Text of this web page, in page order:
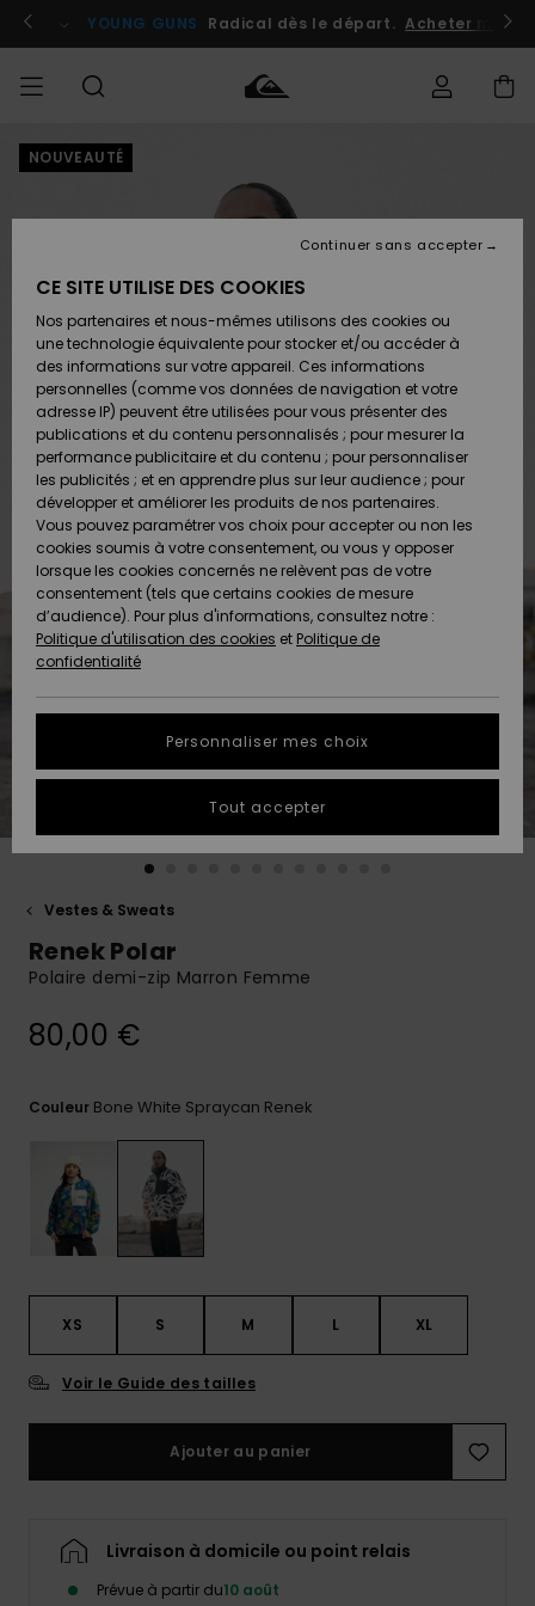
l'information
le
Se connecter / s'inscrire
YOUNG GUNS Radical dès le départ. Acheter
HOMME
Chaussures
& Tongs
Surf
Snow
Nouveautés
A
Découvrir
Chaussures
& Tongs
Surf
Snow
Nouveautés
A
Découvrir
FEMME
A
Découvrir
Snow
SURF
Homme
Surf
Shop
Enfant
Highlights
Communauté
SNOW
Homme
Snow
Shop
Enfant
Snow
Shop
Femme
A
Découvrir
Communauté
OUTLET
Homme
Enfant
Outlet
Femme
AIDE &
CONTACT
commande
Retours
Paiement
Carte
Cadeau
Quiksilver
Freedom
Protection
des
tailles
obtenir la
plus rapide
à votre
Trouvez
des
réponses
questions
les plus
fréquentes
et notre
de
Consulter
la FAQ
MAGASINS
QUIKSILVER
NOUVEAUTÉ
Vestes & Sweats
Renek Polar
Polaire demi-zip Marron Femme
80,00 €
Couleur Bone White Spraycan Renek
XS S M L XL
Voir le Guide des tailles
Ajouter au panier
Livraison à domicile ou point relais
Prévue à partir du10 août
CE SITE UTILISE DES COOKIES
Nos partenaires et nous-mêmes utilisons des cookies ou
une technologie équivalente pour stocker et/ou accéder à
des informations sur votre appareil. Ces informations
personnelles (comme vos données de navigation et votre
adresse IP) peuvent être utilisées pour vous présenter des
publications et du contenu personnalisés ; pour mesurer la
performance publicitaire et du contenu ; pour personnaliser
les publicités ; et en apprendre plus sur leur audience ; pour
développer et améliorer les produits de nos partenaires.
Vous pouvez paramétrer vos choix pour accepter ou non les
cookies soumis à votre consentement, ou vous y opposer
lorsque les cookies concernés ne relèvent pas de votre
consentement (tels que certains cookies de mesure
d’audience). Pour plus d'informations, consultez notre :
Politique d'utilisation des cookies et Politique de
confidentialité
Personnaliser mes choix
Continuer sans accepter
Tout accepter